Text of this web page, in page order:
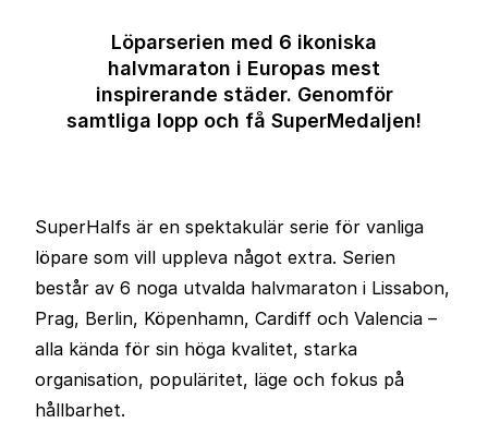
Löparserien med 6 ikoniska
halvmaraton i Europas mest
inspirerande städer. Genomför
samtliga lopp och få SuperMedaljen!
SuperHalfs är en spektakulär serie för vanliga
löpare som vill uppleva något extra. Serien
består av 6 noga utvalda halvmaraton i Lissabon,
Prag, Berlin, Köpenhamn, Cardiff och Valencia –
alla kända för sin höga kvalitet, starka
organisation, populäritet, läge och fokus på
hållbarhet.